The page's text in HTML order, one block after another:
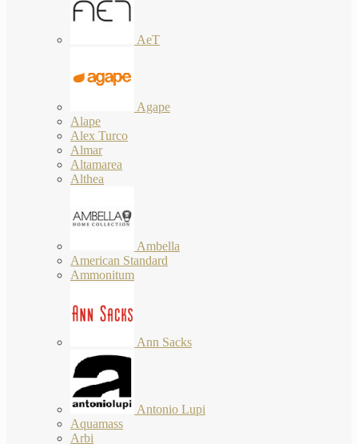
AeT
Agape
Alape
Alex Turco
Almar
Altamarea
Althea
Ambella
American Standard
Ammonitum
Ann Sacks
Antonio Lupi
Aquamass
Arbi